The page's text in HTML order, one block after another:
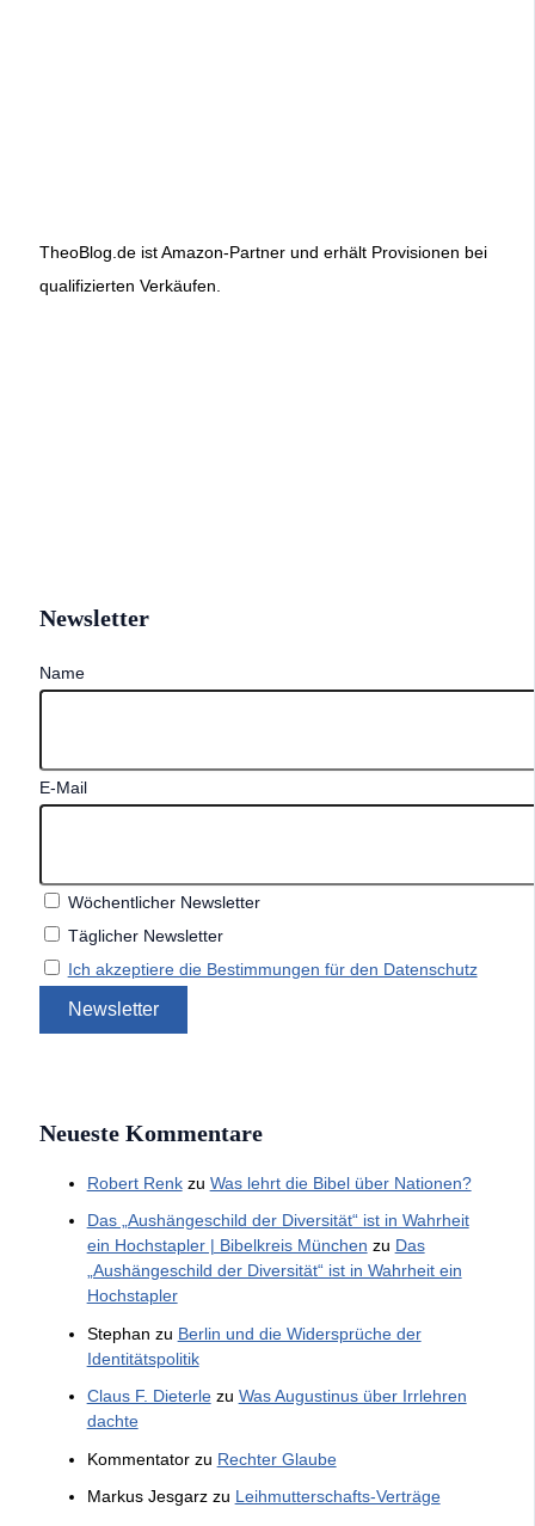
TheoBlog.de ist Amazon-Partner und erhält Provisionen bei
qualifizierten Verkäufen.
Newsletter
Name
E-Mail
Wöchentlicher Newsletter
Täglicher Newsletter
Ich akzeptiere die Bestimmungen für den Datenschutz
Neueste Kommentare
Robert Renkzu Was lehrt die Bibel über Nationen?
Das „Aushängeschild der Diversität“ ist in Wahrheit
ein Hochstapler | Bibelkreis München zu Das
„Aushängeschild der Diversität“ ist in Wahrheit ein
Hochstapler
Stephan zu Berlin und die Widersprüche der
Identitätspolitik
Claus F. Dieterlezu Was Augustinus über Irrlehren
dachte
Kommentatorzu Rechter Glaube
Markus Jesgarzzu Leihmutterschafts-Verträge